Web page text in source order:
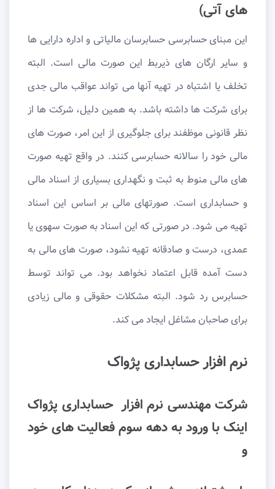
های آتی)
این مبنای حسابرسی حسابرسان مالیاتی و اداره دارایی ها
و سایر ارگان های ذیربط این صورت مالی است. البته
تخلف یا اشتباه در تهیه آنها می تواند عواقب مالی جدی
برای شرکت ها داشته باشد. به همین دلیل، شرکت ها از
نظر قانونی موظفند برای جلوگیری از این امر، صورت های
مالی خود را سالانه حسابرسی کنند. در واقع تهیه صورت
های مالی منوط به ثبت و نگهداری بسیاری از اسناد مالی
و حسابداری است. صورتهای مالی بر اساس این اسناد
تهیه می شود. در صورتی که این اسناد به صورت سهوی یا
عمدی، درست و صادقانه تهیه نشود، صورت های مالی به
دست آمده قابل اعتماد نخواهد بود. می تواند توسط
حسابرس رد شود. البته مشکلات حقوقی و مالی زیادی
برای صاحبان مشاغل ایجاد می کند.
نرم افزار حسابداری پژواک
شرکت مهندسی نرم افزار حسابداری پژواک
اینک با ورود به دهه سوم فعالیت های خود
و